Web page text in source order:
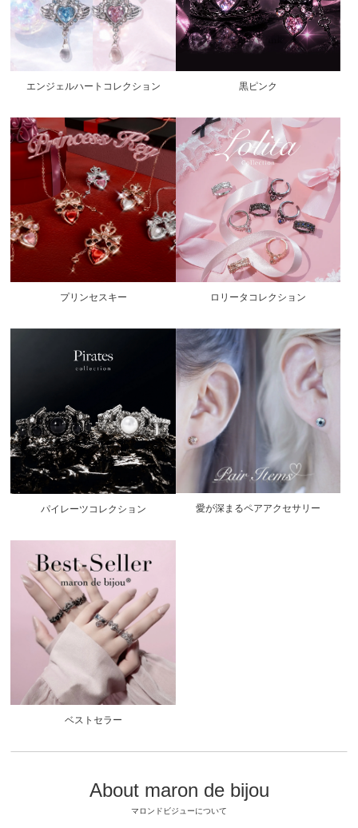
エンジェルハートコレクション 黒ピンク
プリンセスキー ロリータコレクション
パイレーツコレクション 愛が深まるペアアクセサリー
ベストセラー
About maron de bijou
マロンドビジューについて